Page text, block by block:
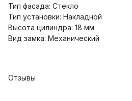
Тип фасада: Стекло
Тип установки: Накладной
Высота цилиндра: 18 мм
Вид замка: Механический
Отзывы